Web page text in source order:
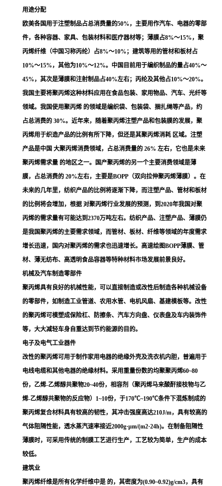
用途分配
欧美各国用于注塑制品占总消费量的50%，主要用作汽车、电器的零部
件，各种容器、家具、包装材料和医疗器材等；薄膜占8%～15%，聚
丙烯纤维（中国习称丙纶）占8%～10%；建筑等用的管材和板材占
10%～15%，其他为10%～12%。中国目前用于编织制品的量占40%～
45%，其次是薄膜和注射制品占40%左右；丙纶及其他占10%～20%。
我国主要将聚丙烯这种材料应用在食品包装、家用物品、汽车、光纤等
领域。我国使用聚丙烯 的领域是编织袋、包装袋、捆扎绳等产品，约
占总消费的 30%。近年来，随着聚丙烯注塑产品和包装膜的发展，聚
丙烯用于织造产品的比例有所下降，但还是其聚丙烯消耗 区域。注塑
产品是中国 大聚丙烯消费领域，占总消费量的 26% 左右，它也是未来
聚丙烯需求量 的地区之一。国产聚丙烯的另一个主要消费领域是薄
膜，占总消费的 20%左右，主要是BOPP （双向拉伸聚丙烯薄膜）。在
未来的几年里，纺织产品的比例将逐渐下降，而注塑产品、管材和板材
的比例将会增加，根据 对聚丙烯行业发展的预测，到2020年我国对聚
丙烯的需求量有可能达到2370万吨左右。纺织产品、注塑产品、薄膜仍
是我国聚丙烯的主要需求领域，而管材、板材、纤维等领域的年度需求
增长迅速，国内对聚丙烯的需求也迅速增长。高速绘图BOPP薄膜、管
材、薄无纺布、高透明食品容器等特种材料市场发展前景良好。
机械及汽车制造零部件
聚丙烯具有良好的机械性能，可以直接制造或改性后制造各种机械设备
的零部件，如制造工业管道、农用水管、电机风扇、基建模板等。改性
的聚丙烯可模塑成保险杠、防擦条、汽车方向盘、仪表盘及车内装饰件
等，大大减轻车身自重达到节约能源的目的。
电子及电气工业器件
改性的聚丙烯可用于制作家用电器的绝缘外壳及洗衣机内胆，普遍用于
电线电缆和其他电器的绝缘材料。采用重量份数的均聚聚丙烯60~80
份， 乙烯-乙烯醇共聚物20~40份， 相容剂 （聚丙烯马来酸酐接枝物与乙
烯-乙烯醇共聚物的反应物）1~10份，于170℃~190℃条件下混炼制成的
聚丙烯复合材料具有较高的韧性，其冲击强度高达210J/m，具有较高的
气体阻隔性能，透水蒸汽速率接近2000g·μm/(m2·24h)。在制备阻隔性
薄膜时，可采用传统的制膜工艺进行生产，工艺较为简单，生产的成本
较低。
建筑业
聚丙烯纤维是所有化学纤维中是 的，其密度为(0.90~0.92)g/cm3，具有